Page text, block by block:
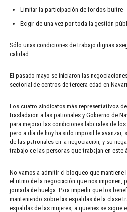
Limitar la participación de fondos buitre
Exigir de una vez por toda la gestión
Sólo unas condiciones de trabajo dignas
calidad.
El pasado mayo se iniciaron las
sectorial de centros de tercera edad en
Los cuatro sindicatos más representativos del
trasladaron a las patronales y Gobierno de
para mejorar las condiciones laborales de
pero a día de hoy ha sido imposible avanzar,
de las patronales en la negociación, y su
trabajo de las personas que trabajan en este
No vamos a admitir el bloqueo que mantiene
el ritmo de la negociación que nos imponen,
jornada de huelga. Para impedir que los
manteniendo sobre las espaldas de la clase
espaldas de las mujeres, a quienes se sigue